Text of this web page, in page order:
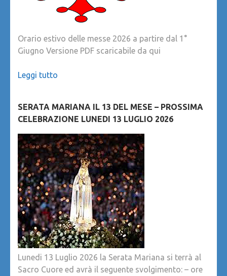
Orario estivo delle messe 2026 a partire dal 1°
Giugno Versione PDF scaricabile da qui
Leggi tutto
SERATA MARIANA IL 13 DEL MESE – PROSSIMA
CELEBRAZIONE LUNEDI 13 LUGLIO 2026
Lunedi 13 Luglio 2026 la Serata Mariana si terrà al
Sacro Cuore ed avrà il seguente svolgimento: – ore